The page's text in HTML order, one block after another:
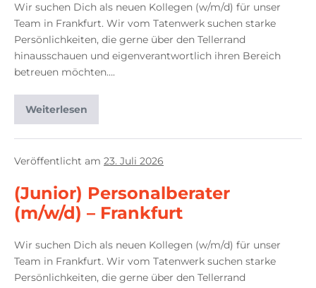
Wir suchen Dich als neuen Kollegen (w/m/d) für unser
Team in Frankfurt. Wir vom Tatenwerk suchen starke
Persönlichkeiten, die gerne über den Tellerrand
hinausschauen und eigenverantwortlich ihren Bereich
betreuen möchten….
Weiterlesen
Veröffentlicht am 23. Juli 2026
(Junior) Personalberater
(m/w/d) – Frankfurt
Wir suchen Dich als neuen Kollegen (w/m/d) für unser
Team in Frankfurt. Wir vom Tatenwerk suchen starke
Persönlichkeiten, die gerne über den Tellerrand